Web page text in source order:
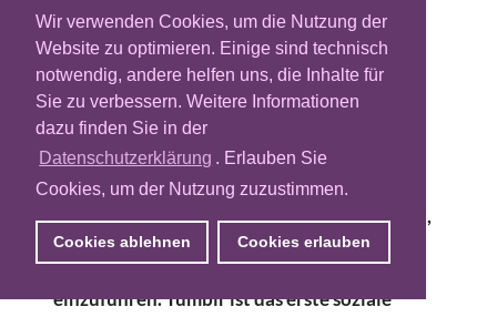
Wir verwenden Cookies, um die Nutzung der
Website zu optimieren. Einige sind technisch
notwendig, andere helfen uns, die Inhalte für
Sie zu verbessern. Weitere Informationen
dazu finden Sie in der
Datenschutzerklärung . Erlauben Sie
Cookies, um der Nutzung zuzustimmen.
Cookies ablehnen Cookies erlauben
Der Contextual-Advertising-Spezialist Gum
Gum kündigt eine Partnerschaft mit der
Social-Media-Plattform Tumblr an. Ziel des
Unternehmens Automattic, der
Muttergesellschaft, die hinter Tumblr steckt,
sei es, die kontextbezogenen Targeting-
Funktionen von Gum Gum auf der Plattform
einzuführen. Tumblr ist das erste soziale